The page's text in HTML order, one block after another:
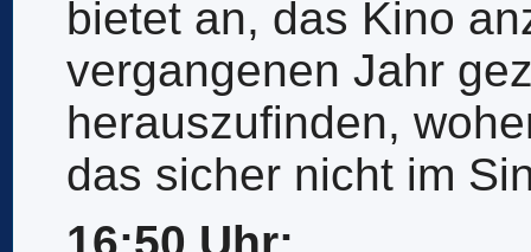
bietet an, das Kino
vergangenen Jahr
herauszufinden,
das sicher nicht im
16:50 Uhr: